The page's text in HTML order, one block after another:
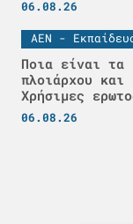
06.08.26
ΑΕΝ -
Ποια είναι τα
πλοιάρχου και
Χρήσιμες
06.08.26